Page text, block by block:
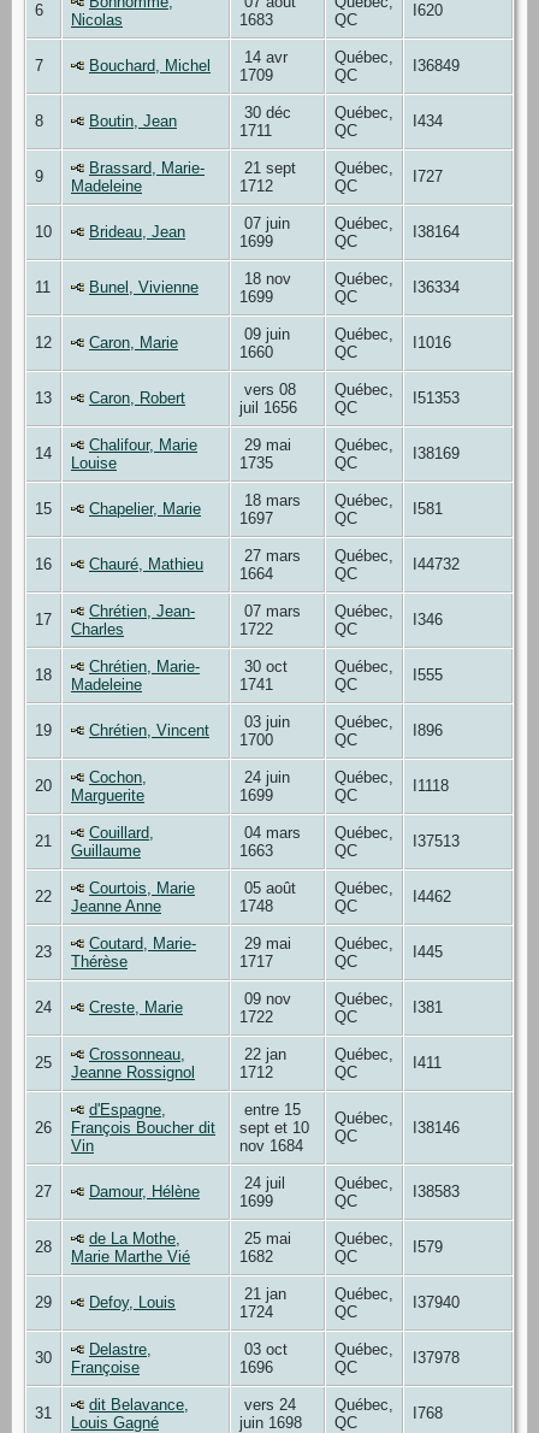
6
Nicolas
1683
QC
I620
7 Bouchard, Michel
14 avr
1709
Québec,
QC
I36849
8 Boutin, Jean
30 déc
1711
Québec,
QC
I434
9
Brassard, Marie-
Madeleine
21 sept
1712
Québec,
QC
I727
10 Brideau, Jean
07 juin
1699
Québec,
QC
I38164
11 Bunel, Vivienne
18 nov
1699
Québec,
QC
I36334
12 Caron, Marie
09 juin
1660
Québec,
QC
I1016
13 Caron, Robert
vers 08
juil 1656
Québec,
QC
I51353
14
Chalifour, Marie
Louise
29 mai
1735
Québec,
QC
I38169
15 Chapelier, Marie
18 mars
1697
Québec,
QC
I581
16 Chauré, Mathieu
27 mars
1664
Québec,
QC
I44732
17
Chrétien, Jean-
Charles
07 mars
1722
Québec,
QC
I346
18
Chrétien, Marie-
Madeleine
30 oct
1741
Québec,
QC
I555
19 Chrétien, Vincent
03 juin
1700
Québec,
QC
I896
20
Cochon,
Marguerite
24 juin
1699
Québec,
QC
I1118
21
Couillard,
Guillaume
04 mars
1663
Québec,
QC
I37513
22
Courtois, Marie
Jeanne Anne
05 août
1748
Québec,
QC
I4462
23
Coutard, Marie-
Thérèse
29 mai
1717
Québec,
QC
I445
24 Creste, Marie
09 nov
1722
Québec,
QC
I381
25
Crossonneau,
Jeanne Rossignol
22 jan
1712
Québec,
QC
I411
26
d'Espagne,
François Boucher dit
Vin
entre 15
sept et 10
nov 1684
Québec,
QC
I38146
27 Damour, Hélène
24 juil
1699
Québec,
QC
I38583
28
de La Mothe,
Marie Marthe Vié
25 mai
1682
Québec,
QC
I579
29 Defoy, Louis
21 jan
1724
Québec,
QC
I37940
30
Delastre,
Françoise
03 oct
1696
Québec,
QC
I37978
31
dit Belavance,
Louis Gagné
vers 24
juin 1698
Québec,
QC
I768